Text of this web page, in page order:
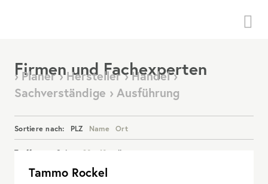
Firmen und Fachexperten
› Planer › Hersteller › Handel ›
Sachverständige › Ausführung
Sortiere nach: PLZ Name Ort
Treffer pro Seite: 20 40 alle
Details anzeigen
Tammo Rockel